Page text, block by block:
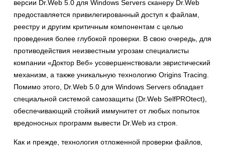
версии Dr.Web 5.0 для Windows Servers сканеру Dr.Web
предоставляется привилегированный доступ к файлам,
реестру и другим критичным компонентам с целью
проведения более глубокой проверки. В свою очередь, для
противодействия неизвестным угрозам специалисты
компании «Доктор Веб» усовершенствовали эвристический
механизм, а также уникальную технологию Origins Tracing.
Помимо этого, Dr.Web 5.0 для Windows Servers обладает
специальной системой самозащиты (Dr.Web SelfPROtect),
обеспечивающий стойкий иммунитет от любых попыток
вредоносных программ вывести Dr.Web из строя.
Как и прежде, технология отложенной проверки файлов,